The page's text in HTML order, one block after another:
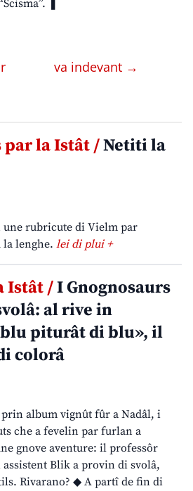
❚
va indevant →
par la Istât /Netiti la
rubricute di Vielm par
lenghe. lei di plui +
Istât /I Gnognosaurs
al rive in
piturât di blu», il
colorâ
prin album vignût fûr a Nadâl, i
che a fevelin par furlan a
gnove aventure: il professôr
Blik a provin di svolâ,
Rivarano? ◆ A partî de fin di